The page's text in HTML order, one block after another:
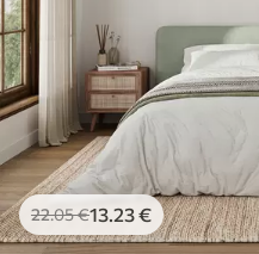
22.05€13 .23€